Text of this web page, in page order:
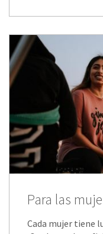
Para las
Cada mujer tiene